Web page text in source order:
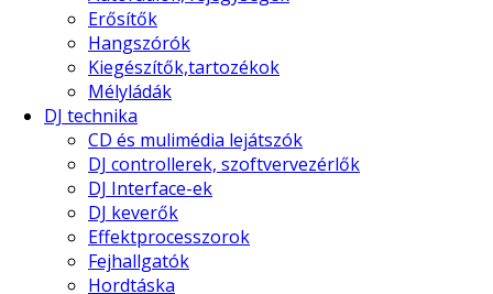
Erősítők
Hangszórók
Kiegészítők,tartozékok
Mélyládák
DJ technika
CD és mulimédia lejátszók
DJ controllerek, szoftvervezérlők
DJ Interface-ek
DJ keverők
Effektprocesszorok
Fejhallgatók
Hordtáska